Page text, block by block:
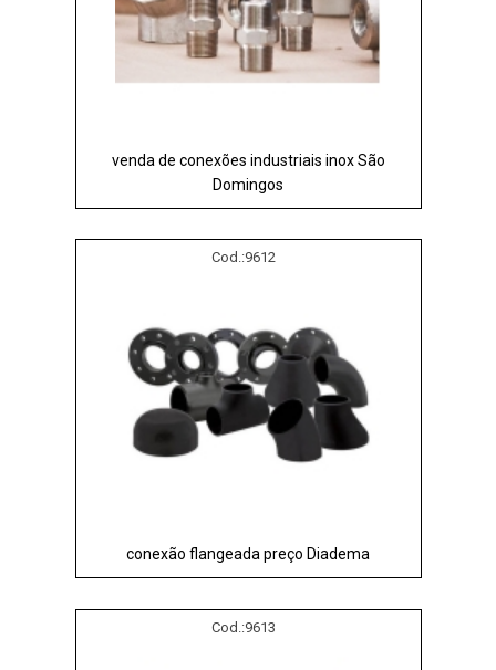
venda de conexões industriais inox São
Domingos
Cod.:9612
conexão flangeada preço Diadema
Cod.:9613